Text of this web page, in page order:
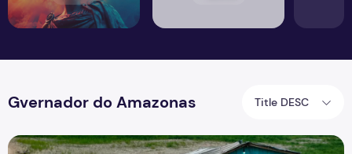
Gvernador do Amazonas Title DESC
Amazonas apresenta na COP-30 relatório sobre os